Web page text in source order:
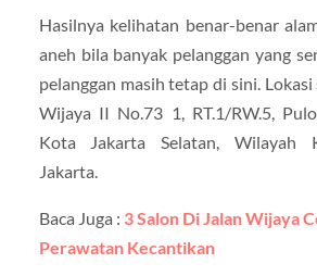
Hasilnya kelihatan benar-benar
aneh bila banyak pelanggan yang
pelanggan masih tetap di sini.
Wijaya II No.73 1, RT.1/RW.5,
Kota Jakarta Selatan, Wilayah
Jakarta.
Baca Juga : 3 Salon Di Jalan Wijaya
Perawatan Kecantikan